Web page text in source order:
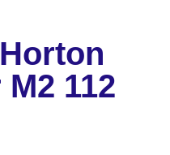
112